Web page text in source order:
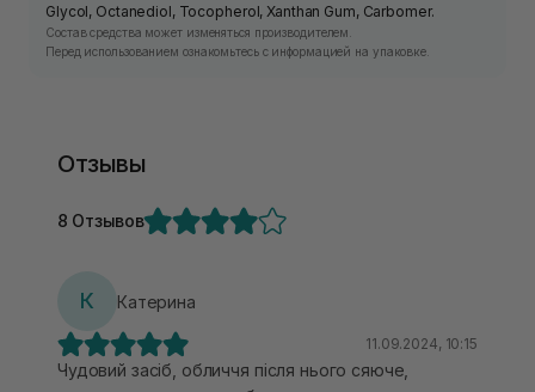
Glycol, Octanediol, Tocopherol, Xanthan Gum, Carbomer.
Состав средства может изменяться производителем.
Перед использованием ознакомьтесь с информацией на упаковке.
Отзывы
8 Отзывов
К Катерина
11.09.2024, 10:15
Чудовий засіб, обличчя після нього сяюче,